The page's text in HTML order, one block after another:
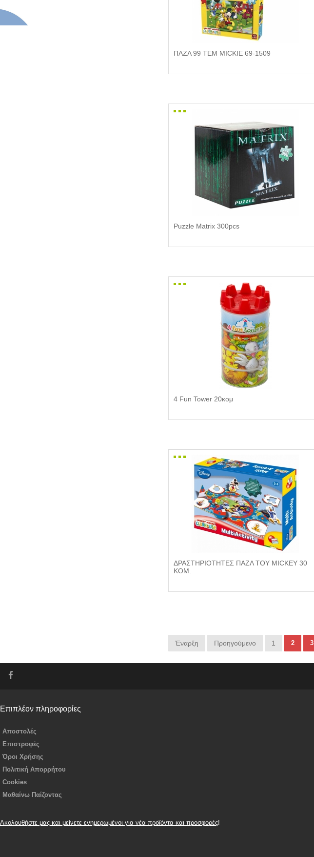
ΠΑΖΛ 99 ΤΕΜ MICKIE 69-1509
Puzzle Matrix 300pcs
4 Fun Tower 20κομ
ΔΡΑΣΤΗΡΙΟΤΗΤΕΣ ΠΑΖΛ ΤΟΥ MICKEY 30
ΚΟΜ.
Έναρξη Προηγούμενο 1 2 3
Επιπλέον πληροφορίες
Αποστολές
Επιστροφές
Όροι Χρήσης
Πολιτική Απορρήτου
Cookies
Μαθαίνω Παίζοντας
Ακολουθήστε μας και μείνετε ενημερωμένοι για νέα προϊόντα και προσφορές!